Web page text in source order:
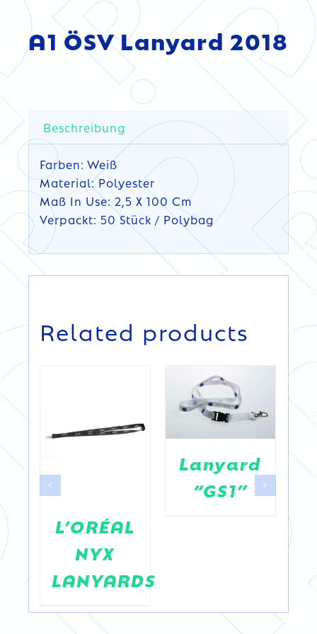
A1 ÖSV Lanyard 2018
Beschreibung
Farben: Weiß
Material: Polyester
Maß In Use: 2,5 X 100 Cm
Verpackt: 50 Stück / Polybag
Related products
L’ORÉAL
NYX
LANYARDS
DETAILS
Lanyard
“GS1”